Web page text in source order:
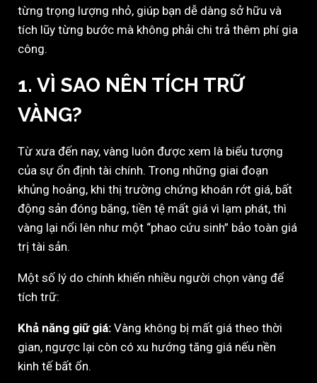
từng trọng lượng nhỏ, giúp bạn dễ dàng sở hữu và
tích lũy từng bước mà không phải chi trả thêm phí gia
công.
1. VÌ SAO NÊN TÍCH TRỮ
VÀNG?
Từ xưa đến nay, vàng luôn được xem là biểu tượng
của sự ổn định tài chính. Trong những giai đoạn
khủng hoảng, khi thị trường chứng khoán rớt giá, bất
động sản đóng băng, tiền tệ mất giá vì lạm phát, thì
vàng lại nổi lên như một “phao cứu sinh” bảo toàn giá
trị tài sản.
Một số lý do chính khiến nhiều người chọn vàng để
tích trữ:
Khả năng giữ giá: Vàng không bị mất giá theo thời
gian, ngược lại còn có xu hướng tăng giá nếu nền
kinh tế bất ổn.